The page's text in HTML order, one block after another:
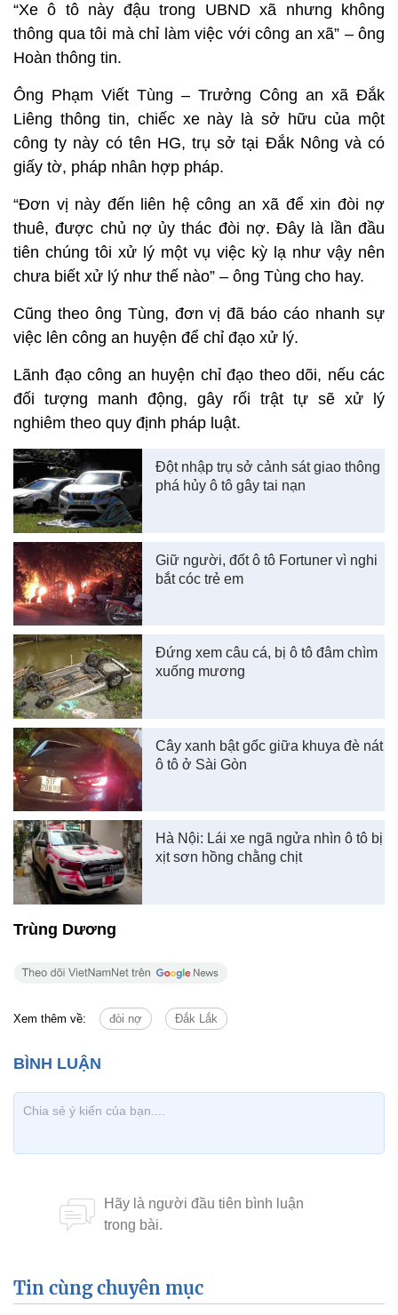
“Xe ô tô này đậu trong UBND xã nhưng không
thông qua tôi mà chỉ làm việc với công an xã” – ông
Hoàn thông tin.
Ông Phạm Viết Tùng – Trưởng Công an xã Đắk
Liêng thông tin, chiếc xe này là sở hữu của một
công ty này có tên HG, trụ sở tại Đắk Nông và có
giấy tờ, pháp nhân hợp pháp.
“Đơn vị này đến liên hệ công an xã để xin đòi nợ
thuê, được chủ nợ ủy thác đòi nợ. Đây là lần đầu
tiên chúng tôi xử lý một vụ việc kỳ lạ như vậy nên
chưa biết xử lý như thế nào” – ông Tùng cho hay.
Cũng theo ông Tùng, đơn vị đã báo cáo nhanh sự
việc lên công an huyện để chỉ đạo xử lý.
Lãnh đạo công an huyện chỉ đạo theo dõi, nếu các
đối tượng manh động, gây rối trật tự sẽ xử lý
nghiêm theo quy định pháp luật.
Đột nhập trụ sở cảnh sát giao thông
phá hủy ô tô gây tai nạn
Giữ người, đốt ô tô Fortuner vì nghi
bắt cóc trẻ em
Đứng xem câu cá, bị ô tô đâm chìm
xuống mương
Cây xanh bật gốc giữa khuya đè nát
ô tô ở Sài Gòn
Hà Nội: Lái xe ngã ngửa nhìn ô tô bị
xịt sơn hồng chằng chịt
Trùng Dương
Xem thêm về: đòi nợ Đắk Lắk
Tin cùng chuyên mục